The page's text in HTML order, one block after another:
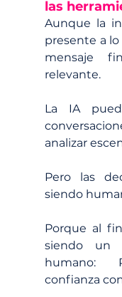
las
Aunque la
presente a
mensaje
relevante.
La IA
analizar
Pero las
siendo
Porque al
siendo un
humano:
confianza